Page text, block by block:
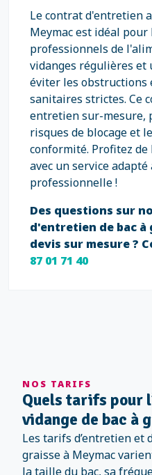
Le contrat d'entretien
Meymac est idéal
professionnels de
vidanges régulières et
éviter les obstructions
sanitaires strictes. Ce
entretien sur-mesure,
risques de blocage et
conformité. Profitez
avec un service
professionnelle !
Des questions sur
d'entretien de bac à
devis sur mesure ?
87 01 71 40
NOS TARIFS
Quels tarifs pour
vidange de bac à
Les tarifs d’entretien et
graisse à Meymac
la taille du bac, sa